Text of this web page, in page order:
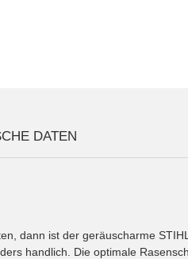
DATEN
dann ist der geräuscharme
handlich. Die optimale